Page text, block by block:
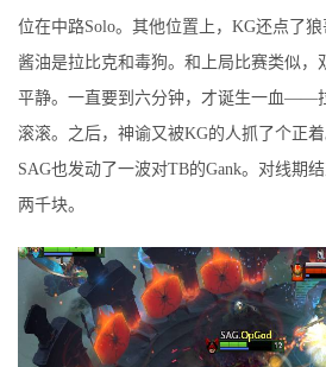
位在中路Solo。其他位置上，KG还点了狼
酱油是拉比克和毒狗。和上局比赛类似，
平静。一直要到六分钟，才诞生一血——
滚滚。之后，神谕又被KG的人抓了个正
SAG也发动了一波对TB的Gank。对线期
两千块。